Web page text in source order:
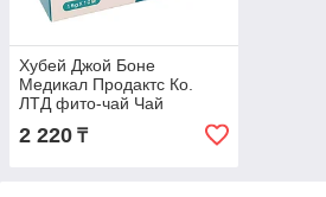
Хубей Джой Боне
Медикал Продактс Ко.
ЛТД фито-чай Чай
почечный Шеншитонг 150
2 220 ₸